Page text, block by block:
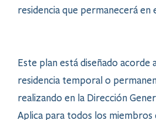
residencia que permanecerá en
Este plan está diseñado acorde
residencia temporal o
realizando en la Dirección
Aplica para todos los miembros